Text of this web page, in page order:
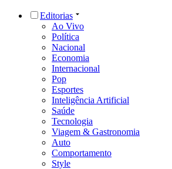
Editorias
Ao Vivo
Política
Nacional
Economia
Internacional
Pop
Esportes
Inteligência Artificial
Saúde
Tecnologia
Viagem & Gastronomia
Auto
Comportamento
Style